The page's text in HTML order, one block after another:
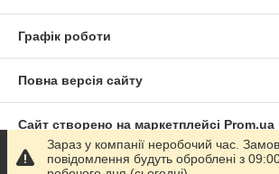
Графік роботи
Повна версія сайту
Сайт створено на маркетплейсі Prom.ua
Політика конфіденційності
Зараз у компанії неробочий час.
повідомлення будуть оброблені з